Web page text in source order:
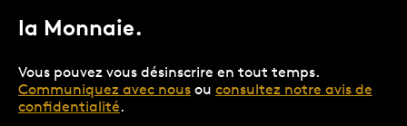
la Monnaie.
Vous pouvez vous désinscrire en tout temps.
Communiquez avec nous ou consultez notre avis de
confidentialité.